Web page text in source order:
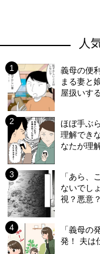
人
義母の便
まる妻と
屋扱いす
ほぼ手ぶ
理解でき
なたが理
「あら、
ないでし
視？悪意
「義母
発！ 夫は